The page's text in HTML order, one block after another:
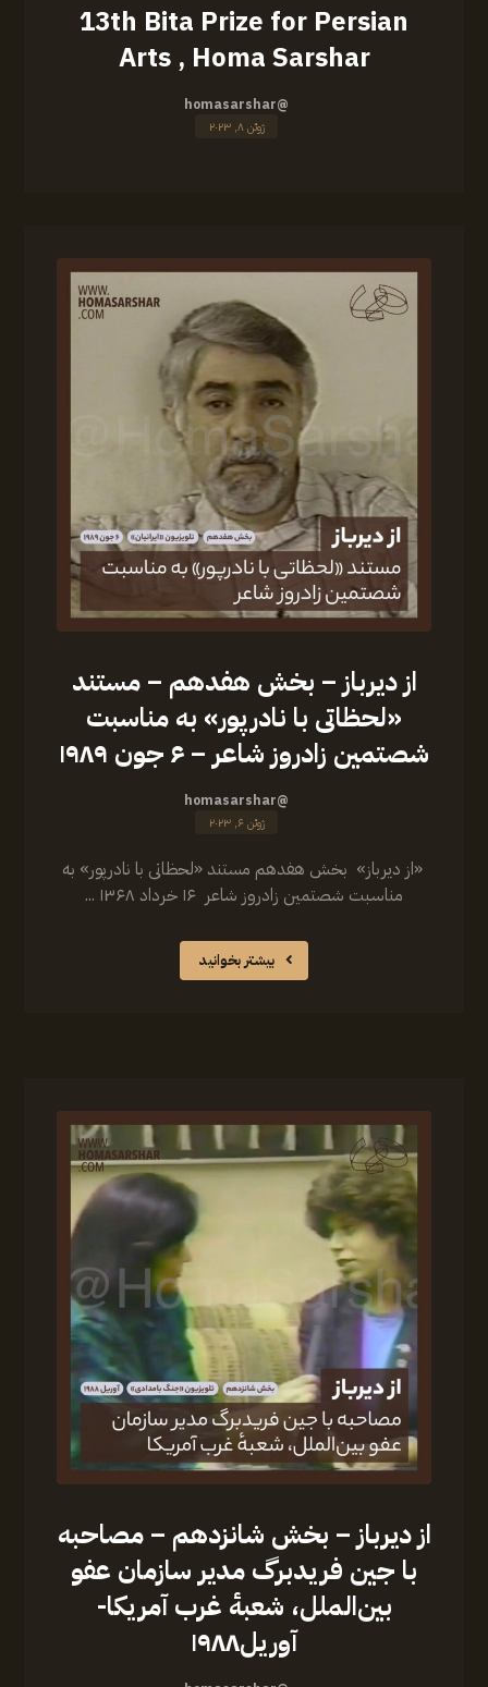
13th Bita Prize for Persian
Arts , Homa Sarshar
@homasarshar
ژوئن ۸, ۲۰۲۳
از دیرباز – بخش هفدهم – مستند
«لحظاتی با نادرپور» به مناسبت
شصتمین زادروز شاعر – ۶ جون ۱۹۸۹
@homasarshar
ژوئن ۶, ۲۰۲۳
‎ ‎«از دیرباز» ‎ بخش هفدهم مستند «لحظاتی با نادرپور» به
مناسبت شصتمین زادروز شاعر ۱۶ خرداد ۱۳۶۸ ...
بیشتر بخوانید
از دیرباز – بخش شانزدهم – مصاحبه
با جین فریدبرگ مدیر سازمان عفو
بین‌الملل، شعبهٔ غرب آمریکا-
آوریل۱۹۸۸